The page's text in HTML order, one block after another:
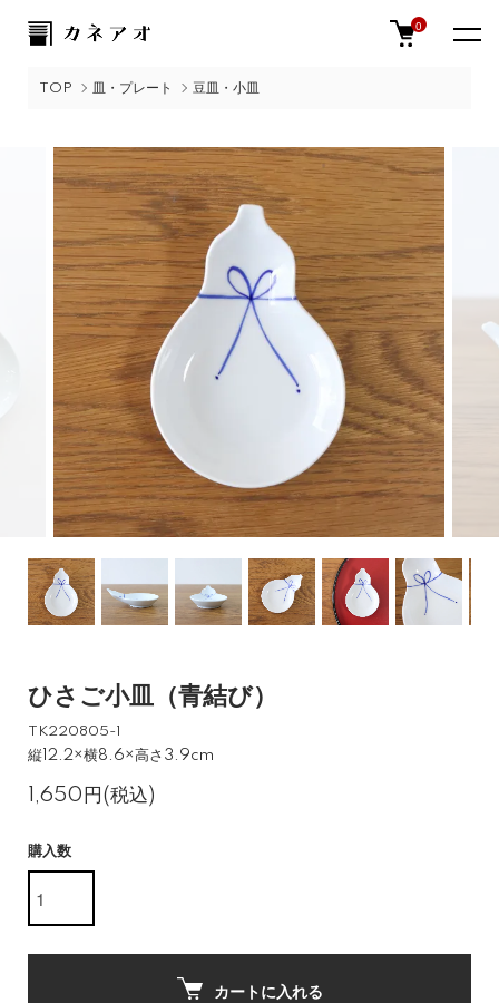
0
TOP 皿・プレート 豆皿・小皿
ひさご小皿（青結び）
TK220805-1
縦12.2×横8.6×高さ3.9cm
1,650円(税込)
購入数
カートに入れる